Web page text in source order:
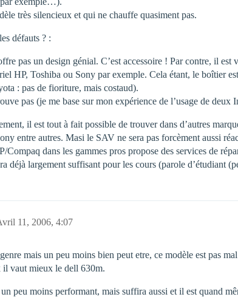
très silencieux et qui ne chauffe quasiment pas.
défauts ? :
pas un design génial. C’est accessoire ! Par contre, il
HP, Toshiba ou Sony par exemple. Cela étant, le boîtier
: pas de fioriture, mais costaud).
pas (je me base sur mon expérience de l’usage de
il est tout à fait possible de trouver dans d’autres
entre autres. Masi le SAV ne sera pas forcèment aussi
Compaq dans les gammes pros propose des services de
déjà largement suffisant pour les cours (parole d’étudiant
11, 2006, 4:07
mais un peu moins bien peut etre, ce modèle est pas
vaut mieux le dell 630m.
peu moins performant, mais suffira aussi et il est quand